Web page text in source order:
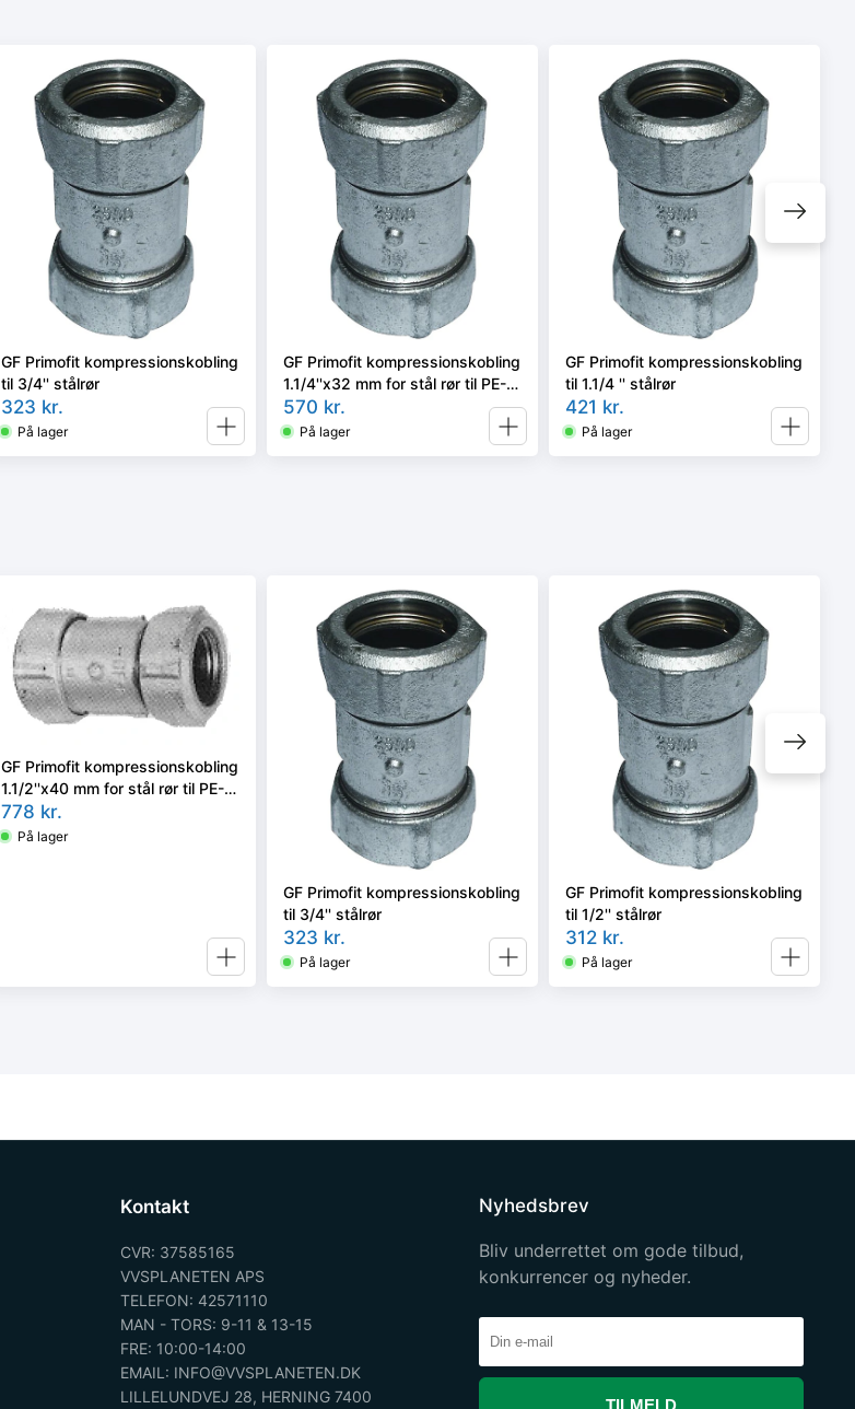
GF Primofit kompressionskobling
til 3/4'' stålrør
323 kr.
På lager
GF Primofit kompressionskobling
1.1/4''x32 mm for stål rør til PE-
rør
570 kr.
På lager
GF Primofit kompressionskobling
til 1.1/4 '' stålrør
421 kr.
På lager
GF Primofit kompressionskobling
1.1/2''x40 mm for stål rør til PE-
rør
778 kr.
På lager
GF Primofit kompressionskobling
til 3/4'' stålrør
323 kr.
På lager
GF Primofit kompressionskobling
til 1/2'' stålrør
312 kr.
På lager
Kontakt
CVR: 37585165
VVSPLANETEN APS
TELEFON: 42571110
MAN - TORS: 9-11 & 13-15
FRE: 10:00-14:00
EMAIL: INFO@VVSPLANETEN.DK
LILLELUNDVEJ 28, HERNING 7400
Nyhedsbrev
Bliv underrettet om gode tilbud,
konkurrencer og nyheder.
TILMELD